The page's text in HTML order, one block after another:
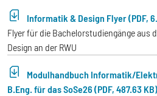
Informatik & Design Flyer (PDF,
Flyer für die Bachelorstudiengänge aus
Design an der RWU
Modulhandbuch Informatik/
B.Eng. für das SoSe26 (PDF, 487.63 KB)